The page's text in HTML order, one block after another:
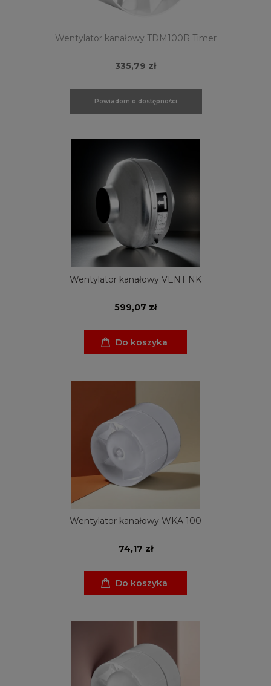
Wentylator kanałowy TDM100R Timer
335,79 zł
Powiadom o dostępności
Wentylator kanałowy VENT NK
599,07 zł
Do koszyka
Wentylator kanałowy WKA 100
74,17 zł
Do koszyka